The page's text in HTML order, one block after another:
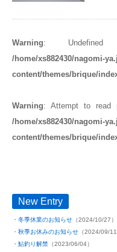
Warning: Undefined
/home/xs882430/nagomi-
content/themes/brique/
Warning: Attempt to read
/home/xs882430/nagomi-
content/themes/brique/
New Entry
冬季休業のお知らせ （2024/10/27）
秋季お休みのお知らせ （2024/09/11
鮎釣り解禁 （2023/06/04）